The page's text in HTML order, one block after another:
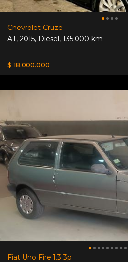
Chevrolet Cruze
AT, 2015, Diesel, 135.000 km.
$ 18.000.000
Fiat Uno Fire 1.3 3p